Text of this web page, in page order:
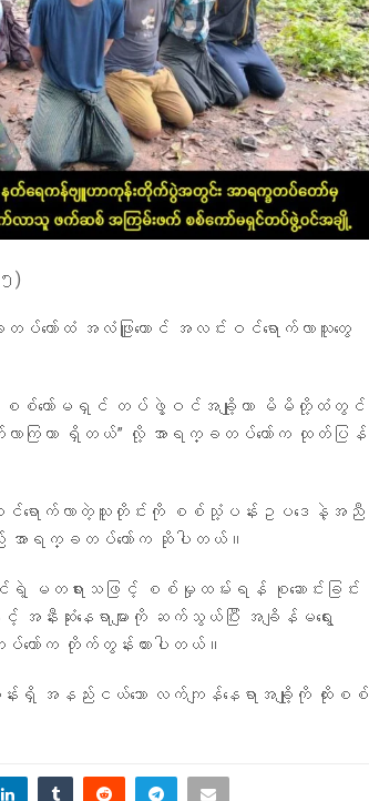
)
ော်ထံ အလံဖြူထောင် အလင်းဝင်ရောက်လာသူတွေ
မှာ စစ်ကော်မရှင် တပ်ဖွဲ့ဝင်အချို့ဟာ မိမိတို့ထံတွင်
လာကြတာ ရှိတယ်” လို့ အာရက္ခတပ်တော်က ထုတ်ပြန်
ရောက်လာတဲ့သူတိုင်းကို စစ်သုံ့ပန်းဥပဒေနဲ့အညီ
ည်း အာရက္ခတပ်တော်က ဆိုပါတယ်။
မတရားသဖြင့် စစ်မှုထမ်းရန် စုဆောင်းခြင်း
းဆုံးနေရာများကို ဆက်သွယ်ပြီး အချိန်မရွေး
ော်က တိုက်တွန်းထားပါတယ်။
ရှိ အနည်းငယ်သော လက်ကျန်နေရာအချို့ကို ထိုးစစ်